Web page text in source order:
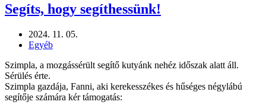
Segíts, hogy segíthessünk!
2024. 11. 05.
Egyéb
Szimpla, a mozgássérült segítő kutyánk nehéz időszak alatt áll.
Sérülés érte.
Szimpla gazdája, Fanni, aki kerekesszékes és hűséges négylábú
segítője számára kér támogatás: